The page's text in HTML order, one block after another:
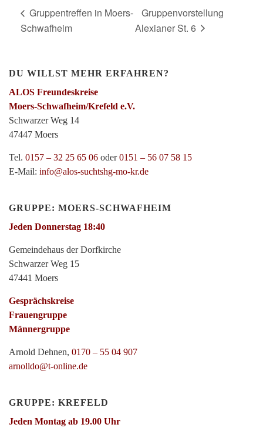
Gruppentreffen in Moers-
Schwafheim
Gruppenvorstellung
Alexianer St. 6
DU WILLST MEHR ERFAHREN?
ALOS Freundeskreise
Moers-Schwafheim/Krefeld e.V.
Schwarzer Weg 14
47447 Moers
Tel. 0157 – 32 25 65 06 oder0151 – 56 07 58 15
E-Mail: info@alos-suchtshg-mo-kr.de
GRUPPE: MOERS-SCHWAFHEIM
Jeden Donnerstag 18:40
Gemeindehaus der Dorfkirche
Schwarzer Weg 15
47441 Moers
Gesprächskreise
Frauengruppe
Männergruppe
Arnold Dehnen, 0170 – 55 04 907
arnolldo@t-online.de
GRUPPE: KREFELD
Jeden Montag ab 19.00 Uhr